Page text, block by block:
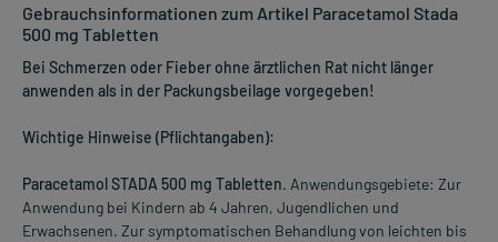
Gebrauchsinformationen zum Artikel Paracetamol Stada
500 mg Tabletten
Bei Schmerzen oder Fieber ohne ärztlichen Rat nicht länger
anwenden als in der Packungsbeilage vorgegeben!
Wichtige Hinweise (Pflichtangaben):
Paracetamol STADA 500 mg Tabletten. Anwendungsgebiete: Zur
Anwendung bei Kindern ab 4 Jahren, Jugendlichen und
Erwachsenen. Zur symptomatischen Behandlung von leichten bis